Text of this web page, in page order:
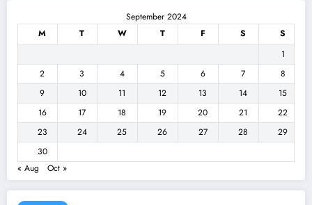
September 2024
M
T W T F S
S
1
2
3 4 5 6 7
8
9
10 11 12 13 14
15
16
17 18 19 20 21
22
23
24 25 26 27 28
29
30
« Aug
Oct »